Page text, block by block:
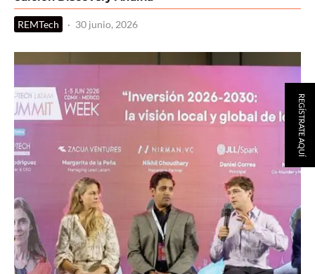
REMTech · 30 junio, 2026
REGÍSTRATE AQUÍ